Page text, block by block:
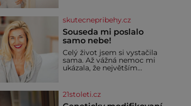
Munzarová měla být totiž
viděna s jakýmsi
sympaťákem, s nímž se
velmi družně, až d
skutecnepribehy.cz
Souseda mi poslalo
samo nebe!
Celý život jsem si vystačila
sama. Až vážná nemoc mi
ukázala, že největším
který je ochotný podat
pomocnou ruku. Vždycky
21stoleti.cz